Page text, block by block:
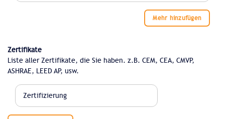
Mehr hinzufügen
Zertifikate
Liste aller Zertifikate, die Sie haben. z.B. CEM, CEA, CMVP,
ASHRAE, LEED AP, usw.